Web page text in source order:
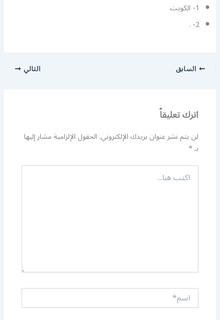
1- الكويت
2- .
السابق التالي
اترك تعليقاً
لن يتم نشر عنوان بريدك الإلكتروني.الحقول الإلزامية مشار إليها
بـ*
اكتب
هنا...
اسم*